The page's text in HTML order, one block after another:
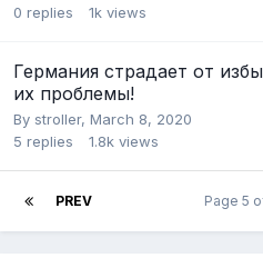
0 replies 1k views
Германия страдает от
их проблемы!
By stroller, March 8, 2020
5 replies 1.8k views
PREV Page 5